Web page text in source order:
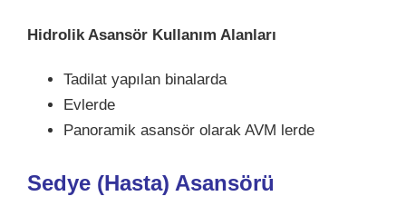
Hidrolik Asansör Kullanım Alanları
Tadilat yapılan binalarda
Evlerde
Panoramik asansör olarak AVM lerde
Sedye (Hasta) Asansörü